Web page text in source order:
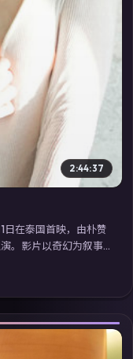
2:44:37
在泰国首映，由朴赞
。影片以奇幻为叙事
破；摄影与配乐强化
清电视剧在线看」延
体验。